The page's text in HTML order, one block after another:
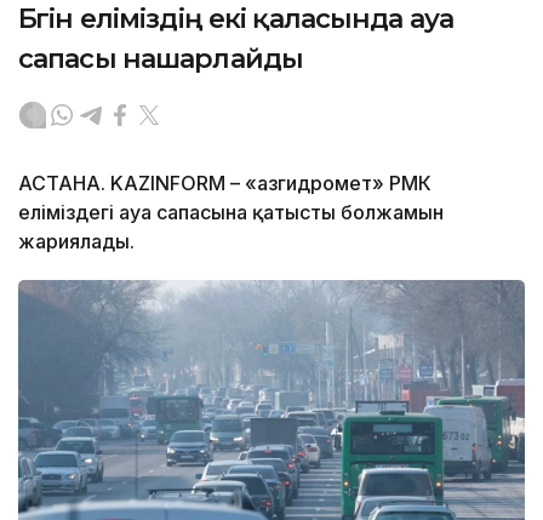
Бүгін еліміздің екі қаласында ауа
сапасы нашарлайды
АСТАНА. KAZINFORM – «Қазгидромет» РМК
еліміздегі ауа сапасына қатысты болжамын
жариялады.